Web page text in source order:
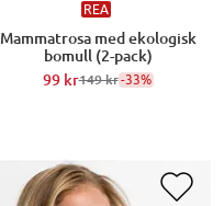
REA
Mammatrosa med ekologisk
bomull (2-pack)
99 kr149 kr-33%